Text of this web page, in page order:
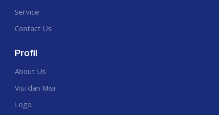
Service
Contact Us
Profil
About Us
Visi dan Misi
Logo